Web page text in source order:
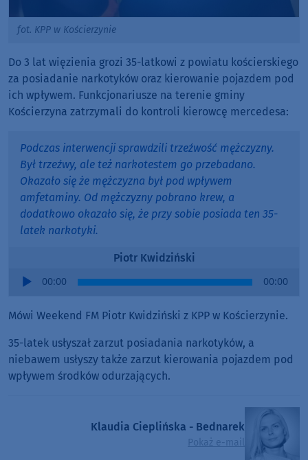
fot. KPP w Kościerzynie
Do 3 lat więzienia grozi 35-latkowi z powiatu kościerskiego
za posiadanie narkotyków oraz kierowanie pojazdem pod
ich wpływem. Funkcjonariusze na terenie gminy
Kościerzyna zatrzymali do kontroli kierowcę mercedesa:
Podczas interwencji sprawdzili trzeźwość mężczyzny.
Był trzeźwy, ale też narkotestem go przebadano.
Okazało się że mężczyzna był pod wpływem
amfetaminy. Od mężczyzny pobrano krew, a
dodatkowo okazało się, że przy sobie posiada ten 35-
latek narkotyki.
Piotr Kwidziński
Audio
00:00 00:00
Mówi Weekend FM Piotr Kwidziński z KPP w Kościerzynie.
35-latek usłyszał zarzut posiadania narkotyków, a
niebawem usłyszy także zarzut kierowania pojazdem pod
wpływem środków odurzających.
Klaudia Cieplińska - Bednarek
Pokaż e-mail